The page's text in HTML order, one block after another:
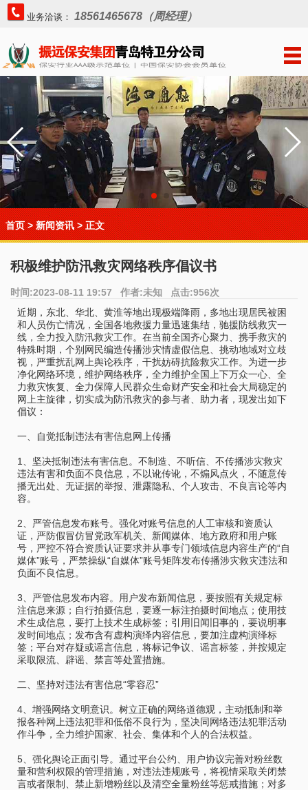
业务洽谈： 18561465678（周经理）
首页>新闻资讯> 正文
积极维护防汛救灾网络秩序倡议书
时间:2023-08-11 19:57 作者:未知 点击:956次
近期，东北、华北、黄淮等地出现极端降雨，多地出现居民被困
和人员伤亡情况，全国各地救援力量迅速集结，驰援防线救灾一
线，全力投入防汛救灾工作。在当前全国齐心聚力、携手救灾的
特殊时期，个别网民编造传播涉灾情虚假信息、挑动地域对立歧
视，严重扰乱网上舆论秩序，干扰妨碍抗险救灾工作。为进一步
净化网络环境，维护网络秩序，全力维护全国上下万众一心、全
力救灾恢复、全力保障人民群众生命财产安全和社会大局稳定的
网上主旋律，切实成为防汛救灾的参与者、助力者，现发出如下
倡议：
一、自觉抵制违法有害信息网上传播
1、坚决抵制违法有害信息。不制造、不听信、不传播涉灾救灾
违法有害和负面不良信息，不以讹传讹，不煽风点火，不随意传
播无出处、无证据的举报、泄露隐私、个人攻击、不良言论等内
容。
2、严管信息发布账号。强化对账号信息的人工审核和资质认
证，严防假冒仿冒党政军机关、新闻媒体、地方政府和用户账
号，严控不符合资质认证要求并从事专门领域信息内容生产的“自
媒体”账号，严禁操纵“自媒体”账号矩阵发布传播涉灾救灾违法和
负面不良信息。
3、严管信息发布内容。用户发布新闻信息，要按照有关规定标
注信息来源；自行拍摄信息，要逐一标注拍摄时间地点；使用技
术生成信息，要打上技术生成标签；引用旧闻旧事的，要说明事
发时间地点；发布含有虚构演绎内容信息，要加注虚构演绎标
签；平台对存疑或谣言信息，将标记争议、谣言标签，并按规定
采取限流、辟谣、禁言等处置措施。
二、坚持对违法有害信息“零容忍”
4、增强网络文明意识。树立正确的网络道德观，主动抵制和举
报各种网上违法犯罪和低俗不良行为，坚决同网络违法犯罪活动
作斗争，全力维护国家、社会、集体和个人的合法权益。
5、强化舆论正面引导。通过平台公约、用户协议完善对粉丝数
量和营利权限的管理措施，对违法违规账号，将视情采取关闭禁
言或者限制、禁止新增粉丝以及清空全量粉丝等惩戒措施；对多